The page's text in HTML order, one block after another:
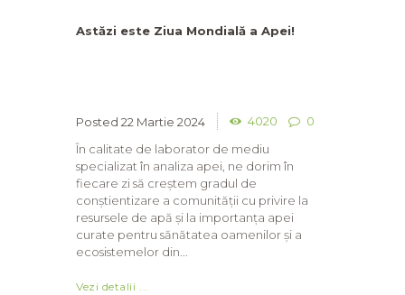
Astăzi este Ziua Mondială a Apei!
22 Martie 2024 4020
0
În calitate de laborator de mediu
specializat în analiza apei, ne dorim în
fiecare zi să creștem gradul de
conștientizare a comunității cu privire la
resursele de apă și la importanța apei
curate pentru sănătatea oamenilor și a
ecosistemelor din...
Vezi detalii ...